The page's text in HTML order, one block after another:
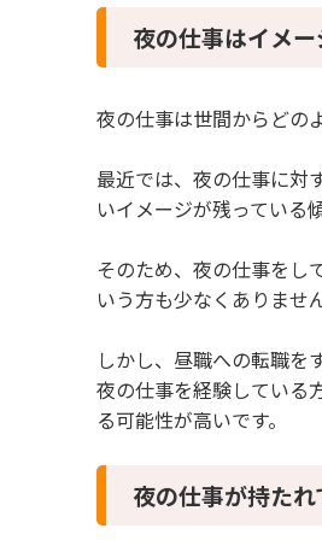
4.1 夜の仕事に悪い
4.3 金銭感覚に気を
5.1 自己PRの方法
5.2 資格やスキルを
6 夜の仕事から昼職へ
7 まとめ
夜の仕事はイメー
夜の仕事は世間からどの
最近では、夜の仕事に対
いイメージが残っている
そのため、夜の仕事をし
いう方も少なくありませ
しかし、昼職への転職を
夜の仕事を経験している
る可能性が高いです。
夜の仕事が持た